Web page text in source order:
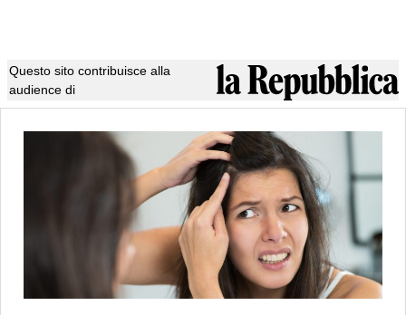
Questo sito contribuisce alla
audience di